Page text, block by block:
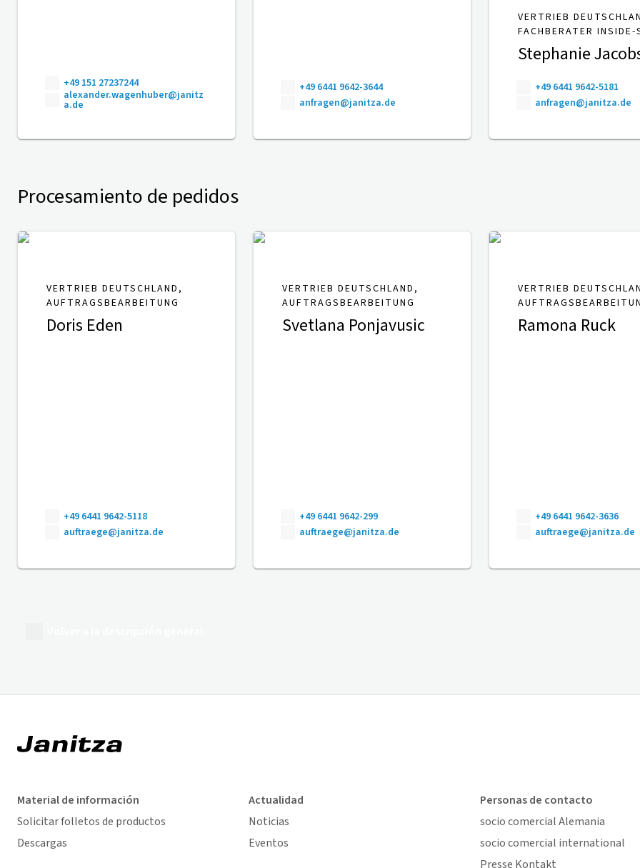
+49 151 27237244
alexander.wagenhuber@janitz
a.de
+49 6441 9642-3644
anfragen@janitza.de
VERTRIEB
FACHBERATER INSIDE-
Stephanie
+49 6441 9642-5181
anfragen@janitza.de
Procesamiento de pedidos
VERTRIEB DEUTSCHLAND,
AUFTRAGSBEARBEITUNG
Doris Eden
+49 6441 9642-5118
auftraege@janitza.de
VERTRIEB DEUTSCHLAND,
AUFTRAGSBEARBEITUNG
Svetlana Ponjavusic
+49 6441 9642-299
auftraege@janitza.de
VERTRIEB
Ramona Ruck
+49 6441 9642-3636
auftraege@janitza.de
Material de información
Solicitar folletos de productos
Descargas
Actualidad
Noticias
Eventos
Personas de contacto
socio comercial Alemania
socio comercial international
Presse Kontakt